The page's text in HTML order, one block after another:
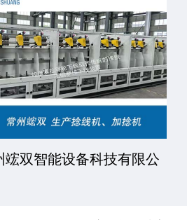
竤双智能设备科技有限公